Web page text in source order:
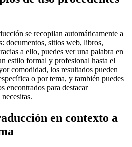
se recopilan automáticamente a
documentos, sitios web, libros,
a ello, puedes ver una palabra en
estilo formal y profesional hasta el
comodidad, los resultados pueden
o por tema, y también puedes
encontrados para destacar
en contexto a